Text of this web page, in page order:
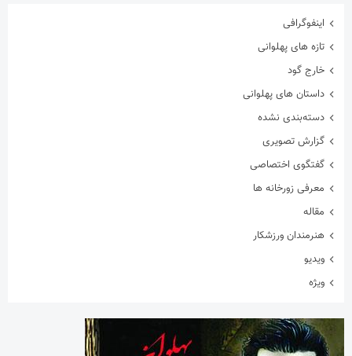
اینفوگرافی
تازه های پهلوانی
خارج گود
داستان های پهلوانی
دسته‌بندی نشده
گزارش تصویری
گفتگوی اختصاصی
معرفی زورخانه ها
مقاله
هنرمندان ورزشکار
ویدیو
ویژه